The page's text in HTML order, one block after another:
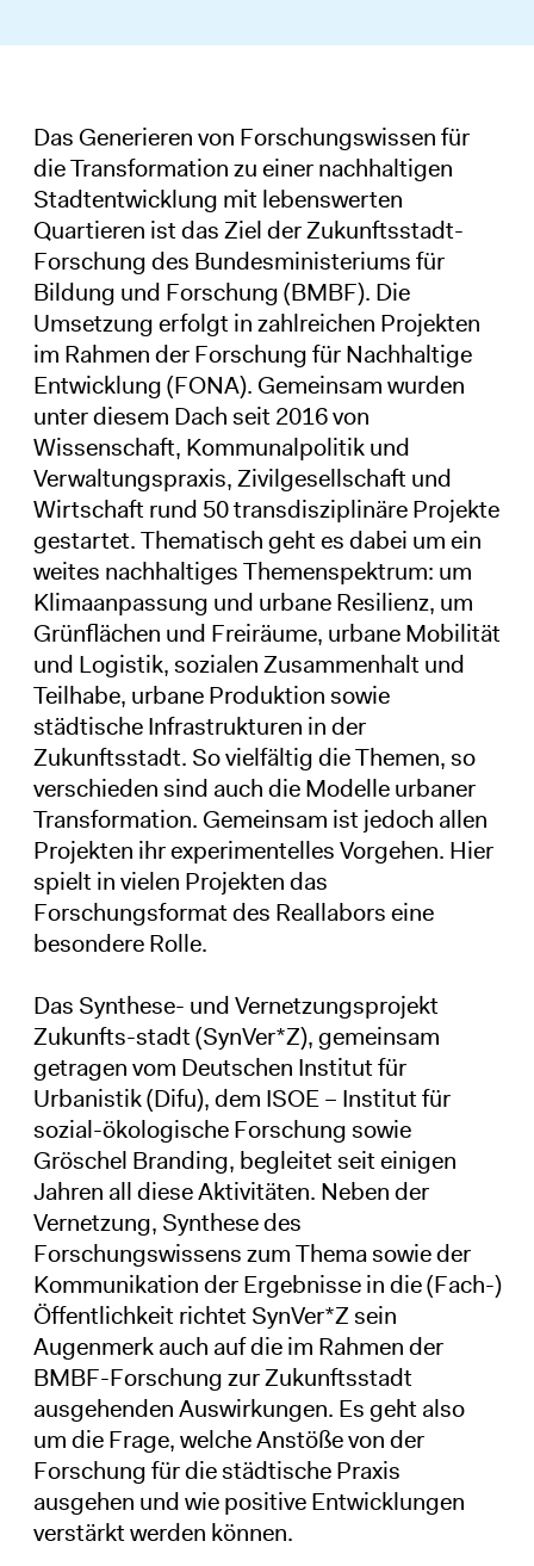
Das Generieren von Forschungswissen für
die Transformation zu einer nachhaltigen
Stadtentwicklung mit lebenswerten
Quartieren ist das Ziel der Zukunftsstadt-
Forschung des Bundesministeriums für
Bildung und Forschung (BMBF). Die
Umsetzung erfolgt in zahlreichen Projekten
im Rahmen der Forschung für Nachhaltige
Entwicklung (FONA). Gemeinsam wurden
unter diesem Dach seit 2016 von
Wissenschaft, Kommunalpolitik und
Verwaltungspraxis, Zivilgesellschaft und
Wirtschaft rund 50 transdisziplinäre Projekte
gestartet. Thematisch geht es dabei um ein
weites nachhaltiges Themenspektrum: um
Klimaanpassung und urbane Resilienz, um
Grünflächen und Freiräume, urbane Mobilität
und Logistik, sozialen Zusammenhalt und
Teilhabe, urbane Produktion sowie
städtische Infrastrukturen in der
Zukunftsstadt. So vielfältig die Themen, so
verschieden sind auch die Modelle urbaner
Transformation. Gemeinsam ist jedoch allen
Projekten ihr experimentelles Vorgehen. Hier
spielt in vielen Projekten das
Forschungsformat des Reallabors eine
besondere Rolle.
Das Synthese- und Vernetzungsprojekt
Zukunfts-stadt (SynVer*Z), gemeinsam
getragen vom Deutschen Institut für
Urbanistik (Difu), dem ISOE – Institut für
sozial-ökologische Forschung sowie
Gröschel Branding, begleitet seit einigen
Jahren all diese Aktivitäten. Neben der
Vernetzung, Synthese des
Forschungswissens zum Thema sowie der
Kommunikation der Ergebnisse in die (Fach-)
Öffentlichkeit richtet SynVer*Z sein
Augenmerk auch auf die im Rahmen der
BMBF-Forschung zur Zukunftsstadt
ausgehenden Auswirkungen. Es geht also
um die Frage, welche Anstöße von der
Forschung für die städtische Praxis
ausgehen und wie positive Entwicklungen
verstärkt werden können.